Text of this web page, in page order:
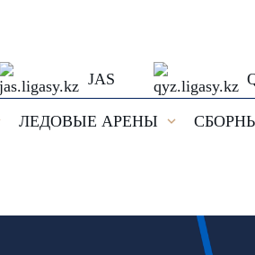
JAS
ЛЕДОВЫЕ АРЕНЫ